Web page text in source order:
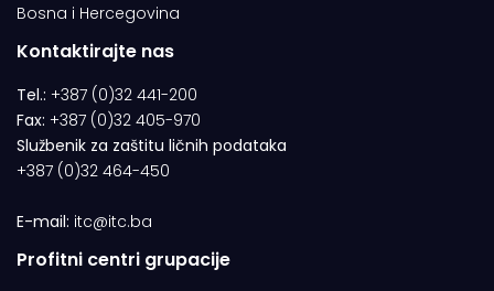
Bosna i Hercegovina
Kontaktirajte nas
Tel.: +387 (0)32 441-200
Fax: +387 (0)32 405-970
Službenik za zaštitu ličnih podataka
+387 (0)32 464-450
E-mail: itc@itc.ba
Profitni centri grupacije